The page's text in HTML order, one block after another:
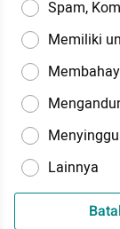
Spam,
Memiliki
Lainnya
Batal